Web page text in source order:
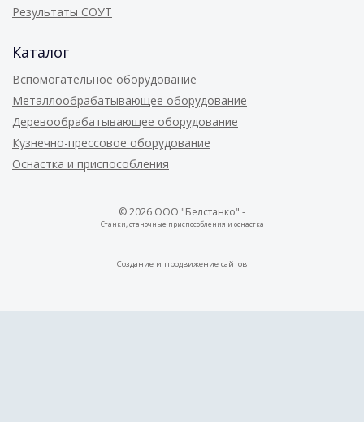
Результаты СОУТ
Каталог
Вспомогательное оборудование
Металлообрабатывающее оборудование
Деревообрабатывающее оборудование
Кузнечно-прессовое оборудование
Оснастка и приспособления
© 2026 ООО "Белстанко" -
Станки, станочные приспособления и оснастка
Создание и продвижение сайтов